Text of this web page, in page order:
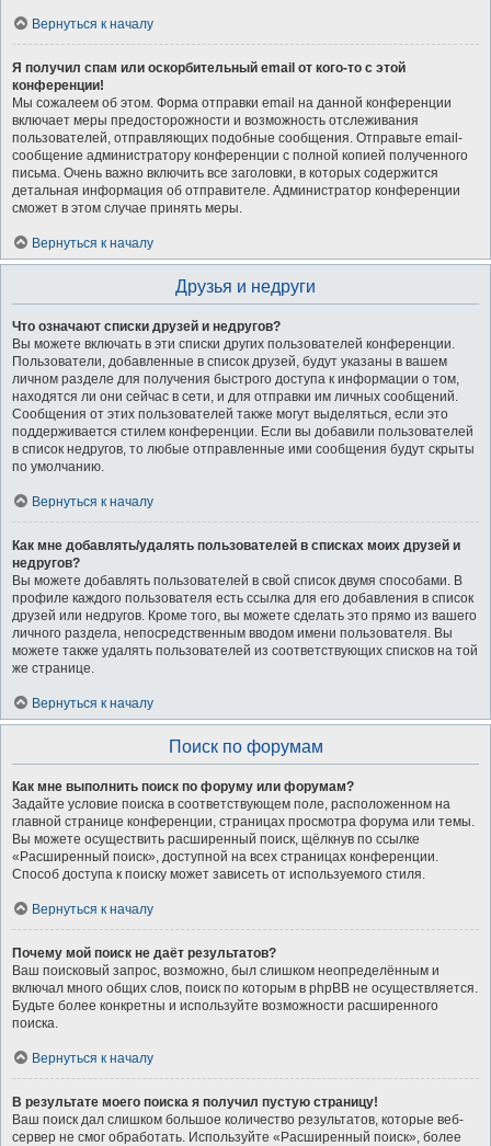
Вернуться к началу
Я получил спам или оскорбительный email от кого-то с этой
конференции!
Мы сожалеем об этом. Форма отправки email на данной конференции
включает меры предосторожности и возможность отслеживания
пользователей, отправляющих подобные сообщения. Отправьте email-
сообщение администратору конференции с полной копией полученного
письма. Очень важно включить все заголовки, в которых содержится
детальная информация об отправителе. Администратор конференции
сможет в этом случае принять меры.
Вернуться к началу
Друзья и недруги
Что означают списки друзей и недругов?
Вы можете включать в эти списки других пользователей конференции.
Пользователи, добавленные в список друзей, будут указаны в вашем
личном разделе для получения быстрого доступа к информации о том,
находятся ли они сейчас в сети, и для отправки им личных сообщений.
Сообщения от этих пользователей также могут выделяться, если это
поддерживается стилем конференции. Если вы добавили пользователей
в список недругов, то любые отправленные ими сообщения будут скрыты
по умолчанию.
Вернуться к началу
Как мне добавлять/удалять пользователей в списках моих друзей и
недругов?
Вы можете добавлять пользователей в свой список двумя способами. В
профиле каждого пользователя есть ссылка для его добавления в список
друзей или недругов. Кроме того, вы можете сделать это прямо из вашего
личного раздела, непосредственным вводом имени пользователя. Вы
можете также удалять пользователей из соответствующих списков на той
же странице.
Вернуться к началу
Поиск по форумам
Как мне выполнить поиск по форуму или форумам?
Задайте условие поиска в соответствующем поле, расположенном на
главной странице конференции, страницах просмотра форума или темы.
Вы можете осуществить расширенный поиск, щёлкнув по ссылке
«Расширенный поиск», доступной на всех страницах конференции.
Способ доступа к поиску может зависеть от используемого стиля.
Вернуться к началу
Почему мой поиск не даёт результатов?
Ваш поисковый запрос, возможно, был слишком неопределённым и
включал много общих слов, поиск по которым в phpBB не осуществляется.
Будьте более конкретны и используйте возможности расширенного
поиска.
Вернуться к началу
В результате моего поиска я получил пустую страницу!
Ваш поиск дал слишком большое количество результатов, которые веб-
сервер не смог обработать. Используйте «Расширенный поиск», более